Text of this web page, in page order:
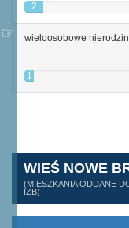
2
wieloosobowe
1
WIEŚ NOWE
(MIESZKANIA ODDANE
IZB)